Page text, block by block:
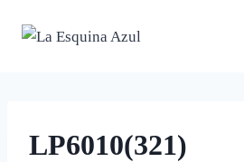
LP6010(321)